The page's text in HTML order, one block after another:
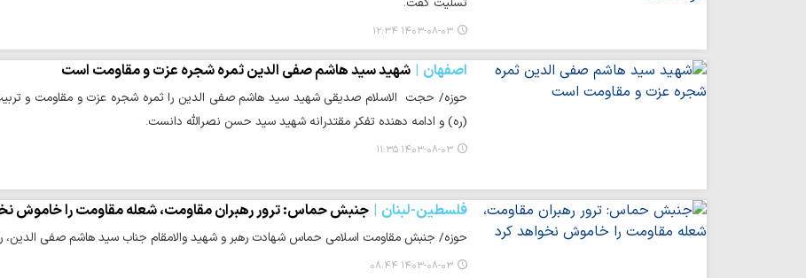
۱۴۰۳-۰۸-۰۳ ۱۲:۳۴
اصفهان شهید سید هاشم صفی الدین ثمره شجره عزت و مقاومت است
حوزه/ حجت الاسلام صدیقی شهید سید هاشم صفی الدین را ثمره شجره عزت و مقاومت و
(ره) و ادامه دهنده تفکر مقتدرانه شهید سید حسن نصرالله دانست.
۱۴۰۳-۰۸-۰۳ ۱۱:۳۵
فلسطین-لبنان جنبش حماس: ترور رهبران مقاومت، شعله مقاومت را خاموش
حوزه/ جنبش مقاومت اسلامی حماس شهادت رهبر و شهید والامقام جناب سید هاشم صفی الدین،
۱۴۰۳-۰۸-۰۳ ۰۸:۴۴